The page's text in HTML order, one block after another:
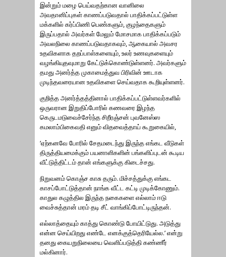
இன்றும் மழை பெய்வதற்கான வானிலை
அவதானிப்புகள் காணப்படுவதால் பாதிக்கப்பட்டுள்ள
மக்களில் கர்ப்பிணி பெண்களும், குழந்தைகளும்
இருப்பதால் அவர்கள் மேலும் மோசமாக பாதிக்கப்படும்
அவலநிலை காணப்படுவதாகவும், ஆகையால் அவசர
உதவிகளாக தறப்பாள்களையும், உலர் உணவுகளையும்
வழங்கியுதவுமாறு கேட்டுக்கொண்டுள்ளனர். அவர்களும்
தமது அனர்த்த முகாமைத்துவ பிரிவின் ஊடாக
முடிந்தவரையான உதவிகளை செய்வதாக கூறியுள்ளனர்.
குறித்த அனர்த்தத்தினால் பாதிக்கப்பட்டுள்ளவர்களில்
ஒருவரான இறுதிப்போரில் கணவரை இழந்த
கெருடமடுவைச்சேர்ந்த சிறீரஞ்சன் புவனேஸ்ஸ
கமலாம்பிகைவதி எனும் விதவைத்தாய் கூறுகையில்,
‘ஏற்கனவே போரில் சேதமடைந்து இருந்த எங்கட வீடுகள்
திருத்தியமைக்கும் பயனாளிகளின் பங்களிப்புடன் கூடிய
வீட்டுத்திட்டம் தான் எங்களுக்கு கிடைச்சது.
நிறுவனம் கொஞ்ச காசு தரும். மிச்சத்துக்கு எங்கட
காசப்போட்டுத்தான் நாங்க வீட்ட கட்டி முடிக்கோணும்.
காதுல கழுத்தில இருந்த நகைகளை எல்லாம் ஈடு
வைச்சுத்தான் மரம் தடி சீட் வாங்கிப்போட்டிருந்தன்.
எல்லாத்தையும் காத்து கொண்டு போயிட்டுது. அடுத்து
என்ன செய்யிறது எண்டே எனக்குத்தெரியேல்ல.’ என்று
தனது கையறுநிலையை வெளிப்படுத்தி கண்ணீர்
மல்கினார்.